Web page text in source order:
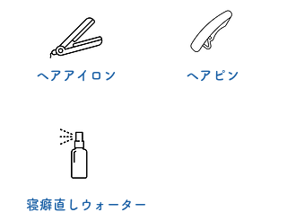
​ヘアアイロン ​ヘアピン
​寝癖直しウォーター